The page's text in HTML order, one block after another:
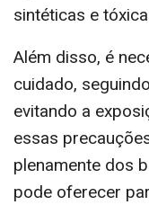
sintéticas e
Além disso, é
cuidado,
evitando a
essas
plenamente dos
pode oferecer